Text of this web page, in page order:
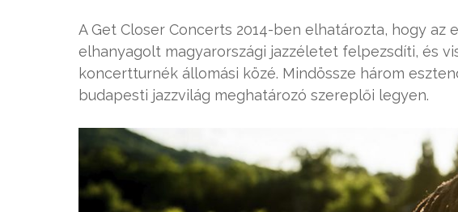
A Get Closer Concerts 2014-ben elhatározta, hogy
elhanyagolt magyarországi jazzéletet felpezsdíti, és
koncertturnék állomási közé. Mindössze három
budapesti jazzvilág meghatározó szereplői legyen.